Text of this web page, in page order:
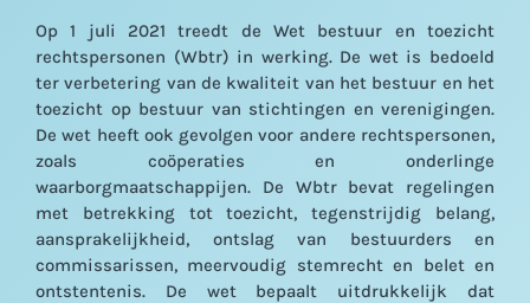
Op 1 juli 2021 treedt de Wet bestuur en toezicht
rechtspersonen (Wbtr) in werking. De wet is bedoeld
ter verbetering van de kwaliteit van het bestuur en het
toezicht op bestuur van stichtingen en verenigingen.
De wet heeft ook gevolgen voor andere rechtspersonen,
zoals coöperaties en onderlinge
waarborgmaatschappijen. De Wbtr bevat regelingen
met betrekking tot toezicht, tegenstrijdig belang,
aansprakelijkheid, ontslag van bestuurders en
commissarissen, meervoudig stemrecht en belet en
ontstentenis. De wet bepaalt uitdrukkelijk dat